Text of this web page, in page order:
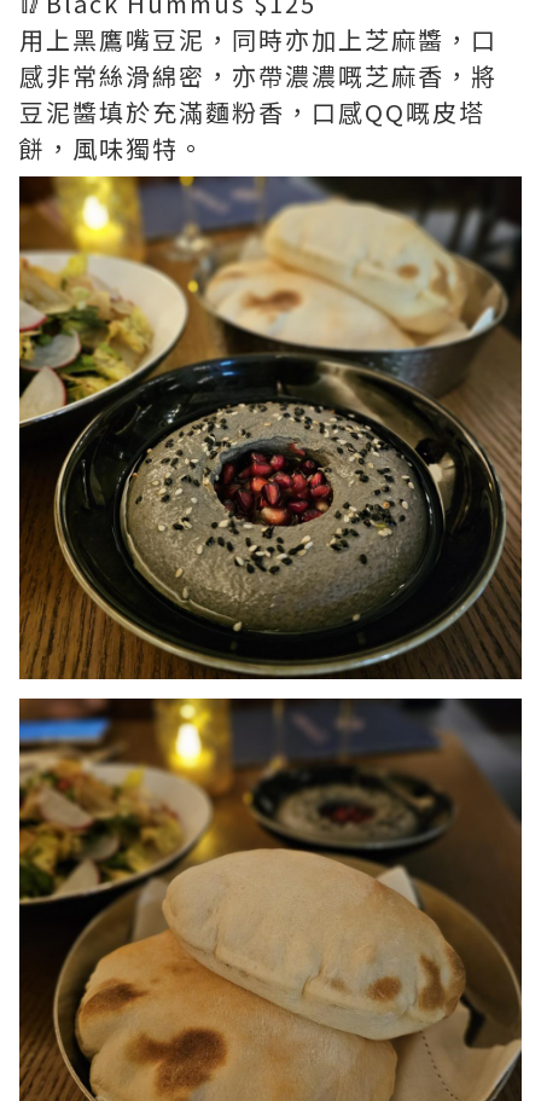
用上黑鷹嘴豆泥，同時亦加上芝麻醬，口
感非常絲滑綿密，亦帶濃濃嘅芝麻香，將
豆泥醬填於充滿麵粉香，口感QQ嘅皮塔
餅，風味獨特。